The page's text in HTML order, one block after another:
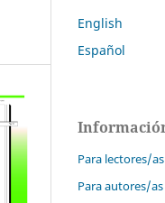
English
Español
Para lectores/as
Para autores/as